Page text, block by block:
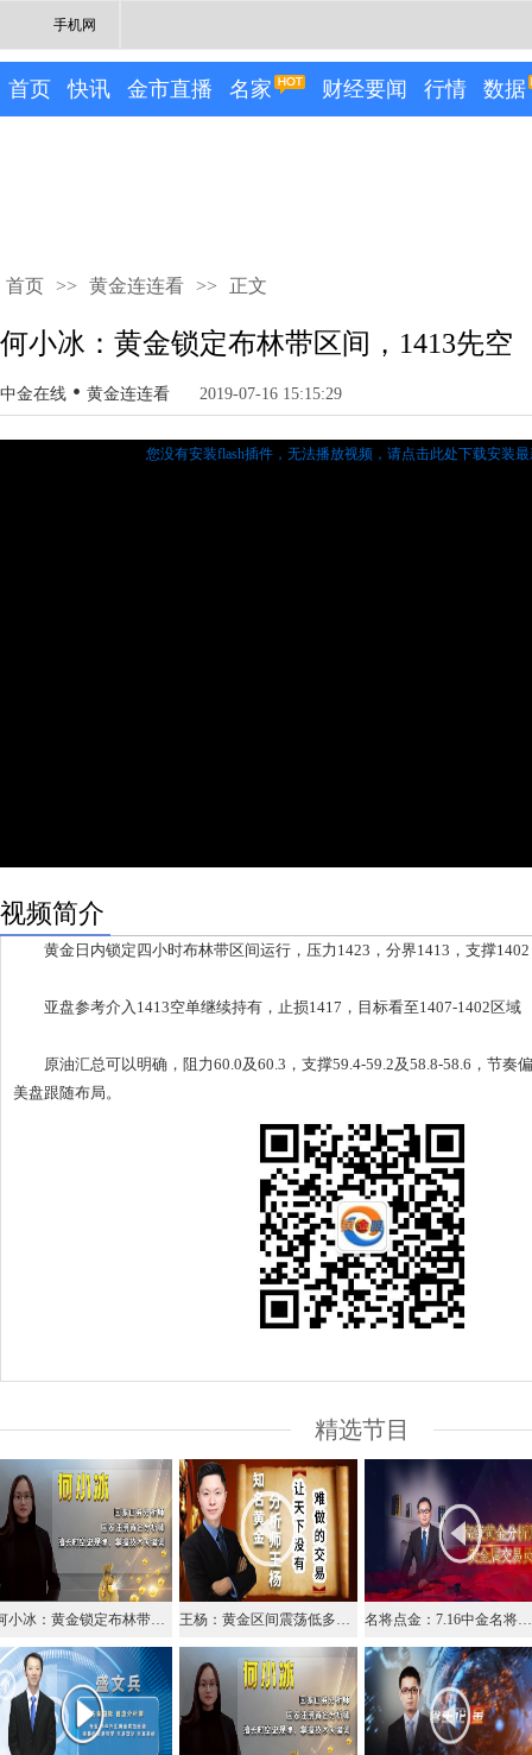
手机网
首页 快讯 金市直播 名家 财经要闻 行情 数据
首页 >> 黄金连连看 >> 正文
何小冰：黄金锁定布林带区间，1413先空
中金在线 • 黄金连连看 2019-07-16 15:15:29
您没有安装flash插件，无法播放视频， 请点击此处下载安装
视频简介
黄金日内锁定四小时布林带区间运行，压力1423，分界1413，支撑1402
亚盘参考介入1413空单继续持有，止损1417，目标看至1407-1402区域
原油汇总可以明确，阻力60.0及60.3，支撑59.4-59.2及58.8-58.6，节奏
美盘跟随布局。
精选节目
何小冰：黄金锁定布林带区间，1413先空 王杨：黄金区间震荡低多为主，1418突破才能继续上涨！ 名将点金：7.16中金名将在线视频直播黄金外汇原油